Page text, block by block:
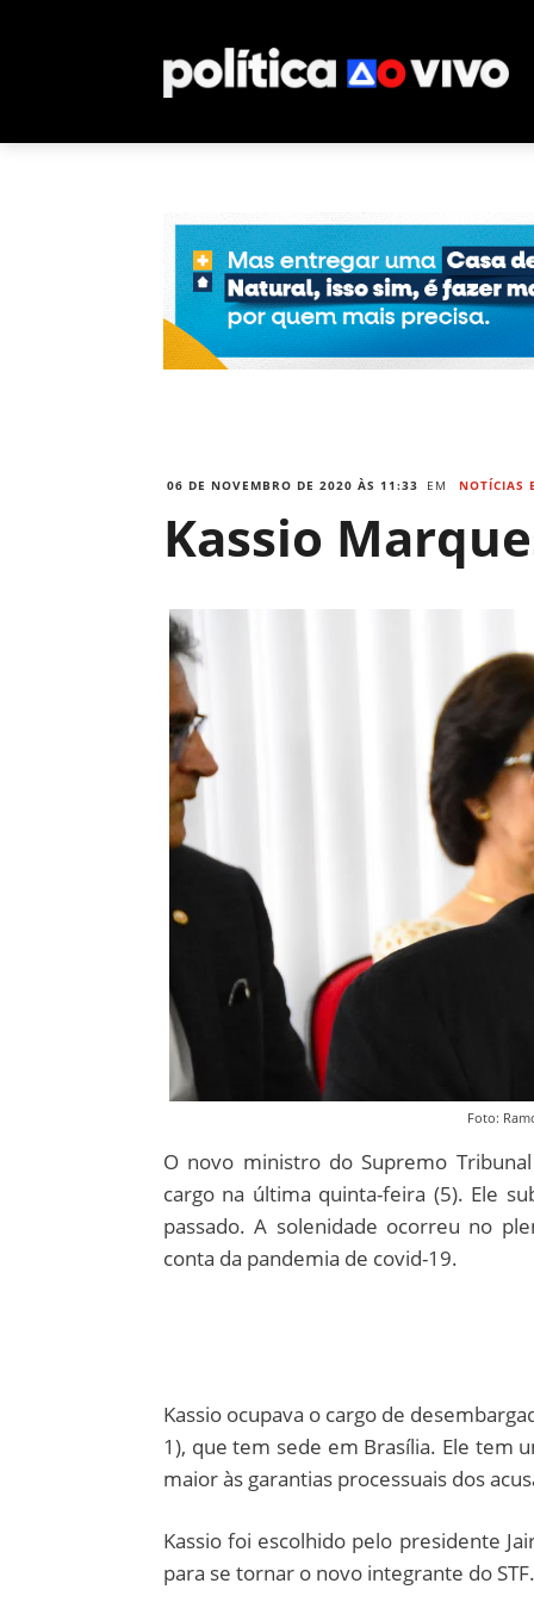
06 DE NOVEMBRO DE 2020 ÀS 11:33 EM NOTÍCIAS
Kassio
Foto:
O novo ministro do Supremo
cargo na última quinta-feira (5). Ele
passado. A solenidade ocorreu no
conta da pandemia de covid-19.
Kassio ocupava o cargo de
1), que tem sede em Brasília. Ele tem
maior às garantias processuais dos
Kassio foi escolhido pelo presidente
para se tornar o novo integrante do STF.